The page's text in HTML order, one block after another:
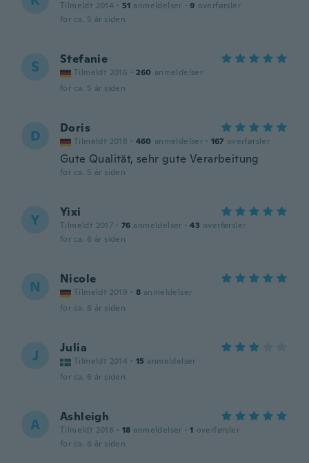
Tilmeldt 2014 · 51 anmeldelser · 9 overførsler
for ca. 5 år siden
S Stefanie
Tilmeldt 2016 · 260 anmeldelser
for ca. 5 år siden
D Doris
Tilmeldt 2018 · 460 anmeldelser · 167 overførsler
Gute Qualität, sehr gute Verarbeitung
for ca. 5 år siden
Y Yixi
Tilmeldt 2017 · 76 anmeldelser · 43 overførsler
for ca. 6 år siden
N Nicole
Tilmeldt 2019 · 8 anmeldelser
for ca. 6 år siden
J Julia
Tilmeldt 2014 · 15 anmeldelser
for ca. 6 år siden
A Ashleigh
Tilmeldt 2016 · 18 anmeldelser · 1 overførsler
for ca. 6 år siden